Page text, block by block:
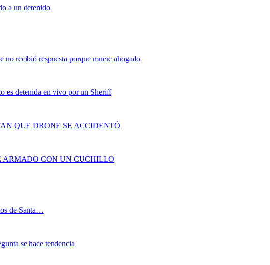
a un detenido
no recibió respuesta porque muere ahogado
es detenida en vivo por un Sheriff
QUE DRONE SE ACCIDENTÓ
ARMADO CON UN CUCHILLO
de Santa…
se hace tendencia